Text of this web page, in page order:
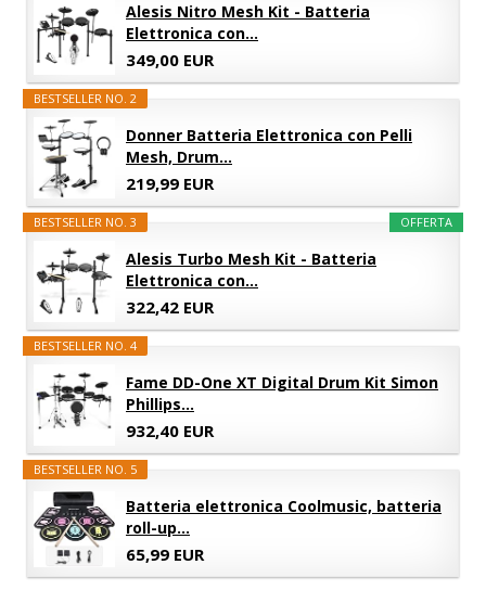
Alesis Nitro Mesh Kit - Batteria
Elettronica con...
349,00 EUR
BESTSELLER NO. 2
Donner Batteria Elettronica con Pelli
Mesh, Drum...
219,99 EUR
OFFERTA
BESTSELLER NO. 3
Alesis Turbo Mesh Kit - Batteria
Elettronica con...
322,42 EUR
BESTSELLER NO. 4
Fame DD-One XT Digital Drum Kit Simon
Phillips...
932,40 EUR
BESTSELLER NO. 5
Batteria elettronica Coolmusic, batteria
roll-up...
65,99 EUR